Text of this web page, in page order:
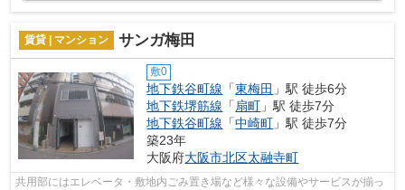
賃貸 | マンション サンガ梅田
敷0
地下鉄谷町線 「東梅田 」駅 徒歩6分
地下鉄堺筋線 「扇町 」駅 徒歩7分
地下鉄谷町線 「中崎町 」駅 徒歩7分
築23年
大阪府大阪市北区太融寺町
共用部にはエレベータ・敷地内ごみ置き場など様々な設備やサービスが揃っ